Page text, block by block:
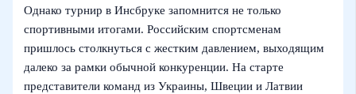
Однако турнир в Инсбруке запомнится не только
спортивными итогами. Российским спортсменам
пришлось столкнуться с жестким давлением, выходящим
далеко за рамки обычной конкуренции. На старте
представители команд из Украины, Швеции и Латвии